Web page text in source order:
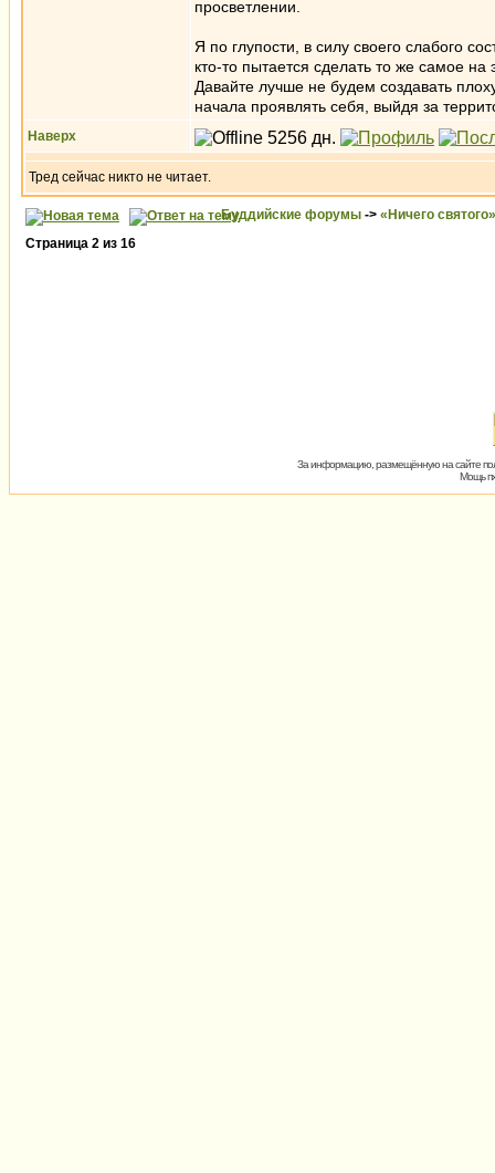
просветлении.
Я по глупости, в силу своего слабого
кто-то пытается сделать то же самое
Давайте лучше не будем создавать
начала проявлять себя, выйдя за
Наверх
Тред сейчас никто не читает.
Буддийские форумы -> «Ничего святого»
Страница 2 из 16
За информацию, размещённую на сайте
Мощь